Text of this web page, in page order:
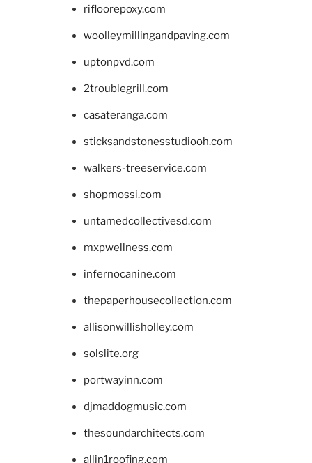
rifloorepoxy.com
woolleymillingandpaving.com
uptonpvd.com
2troublegrill.com
casateranga.com
sticksandstonesstudiooh.com
walkers-treeservice.com
shopmossi.com
untamedcollectivesd.com
mxpwellness.com
infernocanine.com
thepaperhousecollection.com
allisonwillisholley.com
solslite.org
portwayinn.com
djmaddogmusic.com
thesoundarchitects.com
allin1roofing.com